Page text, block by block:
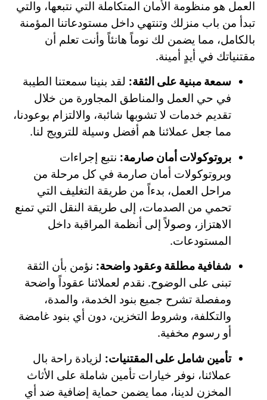
العمل هو منظومة الأمان المتكاملة التي نتبعها، والتي
تبدأ من باب منزلك وتنتهي داخل مستودعاتنا المؤمنة
بالكامل، مما يضمن لك نوماً هانئاً وأنت تعلم أن
مقتنياتك في أيدٍ أمينة.
سمعة مبنية على الثقة: لقد بنينا سمعتنا الطيبة
في حي العمل والمناطق المجاورة من خلال
تقديم خدمات لا تشوبها شائبة، والالتزام بوعودنا،
مما جعل عملائنا هم أفضل وسيلة للترويج لنا.
بروتوكولات أمان صارمة: نتبع إجراءات
وبروتوكولات أمان صارمة في كل مرحلة من
مراحل العمل، بدءاً من طريقة التغليف التي
تحمي من الصدمات، إلى طريقة النقل التي تمنع
الاهتزاز، وصولاً إلى أنظمة المراقبة داخل
المستودعات.
شفافية مطلقة وعقود واضحة: نؤمن بأن الثقة
تبنى على الوضوح. نقدم لعملائنا عقوداً واضحة
ومفصلة تشرح جميع بنود الخدمة، والمدة،
والتكلفة، وشروط التخزين، دون أي بنود غامضة
أو رسوم مخفية.
تأمين شامل على المقتنيات: لزيادة راحة بال
عملائنا، نوفر خيارات تأمين شاملة على الأثاث
المخزن لدينا، مما يضمن حماية إضافية ضد أي